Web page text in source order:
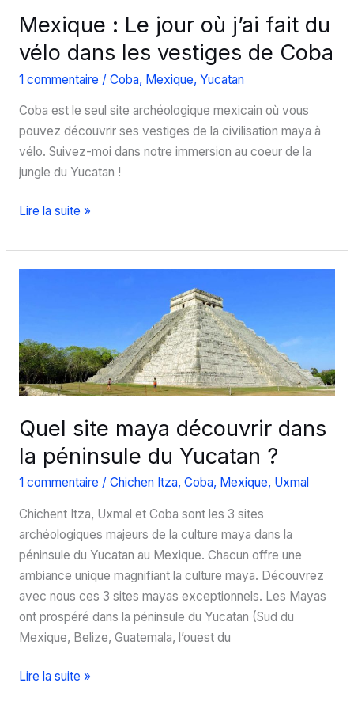
Mexique : Le jour où j’ai fait du
vélo dans les vestiges de Coba
1 commentaire / Coba, Mexique, Yucatan
Coba est le seul site archéologique mexicain où vous
pouvez découvrir ses vestiges de la civilisation maya à
vélo. Suivez-moi dans notre immersion au coeur de la
jungle du Yucatan !
Mexique
Le
jour
du
vélo
dans
vestiges
de
Coba
Lire la suite »
Quel site maya découvrir dans
la péninsule du Yucatan ?
1 commentaire / Chichen Itza, Coba, Mexique, Uxmal
Chichent Itza, Uxmal et Coba sont les 3 sites
archéologiques majeurs de la culture maya dans la
péninsule du Yucatan au Mexique. Chacun offre une
ambiance unique magnifiant la culture maya. Découvrez
avec nous ces 3 sites mayas exceptionnels. Les Mayas
ont prospéré dans la péninsule du Yucatan (Sud du
Mexique, Belize, Guatemala, l’ouest du
Quel
Lire la suite »